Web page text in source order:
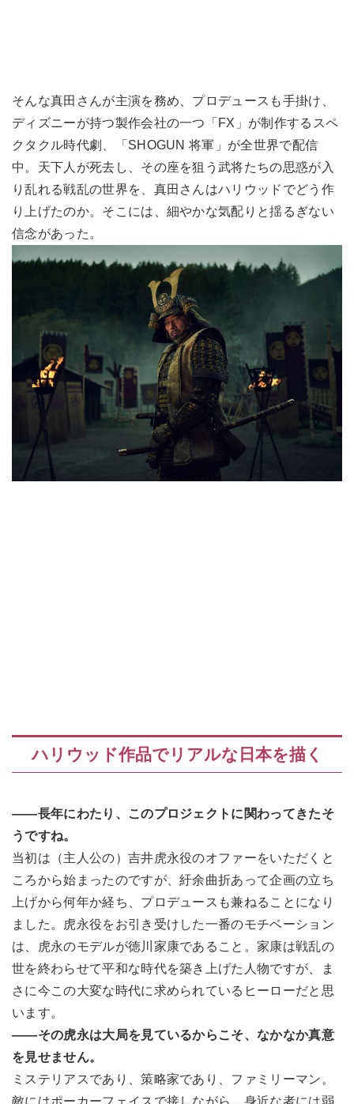
そんな真田さんが主演を務め、プロデュースも手掛け、
ディズニーが持つ製作会社の一つ「FX」が制作するスペ
クタクル時代劇、「SHOGUN 将軍」が全世界で配信
中。天下人が死去し、その座を狙う武将たちの思惑が入
り乱れる戦乱の世界を、真田さんはハリウッドでどう作
り上げたのか。そこには、細やかな気配りと揺るぎない
信念があった。
ハリウッド作品でリアルな日本を描く
――長年にわたり、このプロジェクトに関わってきたそ
うですね。
当初は（主人公の）吉井虎永役のオファーをいただくと
ころから始まったのですが、紆余曲折あって企画の立ち
上げから何年か経ち、プロデュースも兼ねることになり
ました。虎永役をお引き受けした一番のモチベーション
は、虎永のモデルが徳川家康であること。家康は戦乱の
世を終わらせて平和な時代を築き上げた人物ですが、ま
さに今この大変な時代に求められているヒーローだと思
います。
――その虎永は大局を見ているからこそ、なかなか真意
を見せません。
ミステリアスであり、策略家であり、ファミリーマン。
敵にはポーカーフェイスで接しながら、身近な者には弱